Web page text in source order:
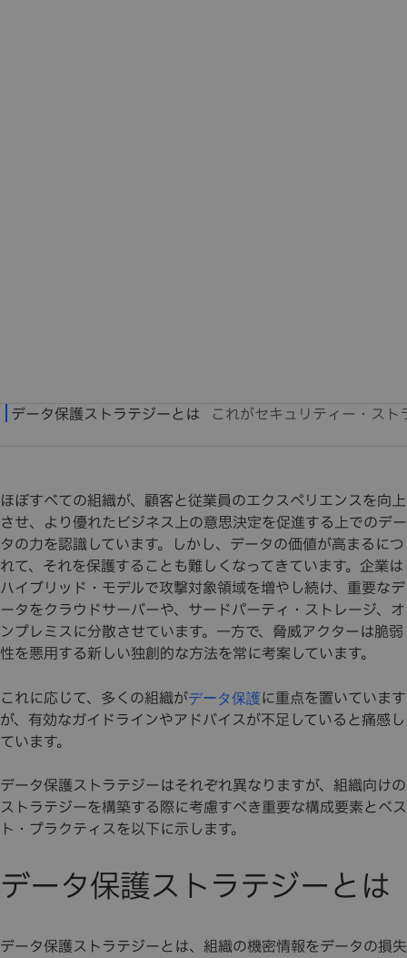
ほぼすべての組織が、顧客と従業員のエクスペリエンスを向上
させ、より優れたビジネス上の意思決定を促進する上でのデー
タの力を認識しています。しかし、データの価値が高まるにつ
れて、それを保護することも難しくなってきています。企業は
ハイブリッド・モデルで攻撃対象領域を増やし続け、重要なデ
ータをクラウドサーバーや、サードパーティ・ストレージ、オ
ンプレミスに分散させています。一方で、脅威アクターは脆弱
性を悪用する新しい独創的な方法を常に考案しています。
これに応じて、多くの組織がデータ保護に重点を置いています
が、有効なガイドラインやアドバイスが不足していると痛感し
ています。
データ保護ストラテジーはそれぞれ異なりますが、組織向けの
ストラテジーを構築する際に考慮すべき重要な構成要素とベス
ト・プラクティスを以下に示します。
データ保護ストラテジーとは
データ保護ストラテジーとは、組織の機密情報をデータの損失